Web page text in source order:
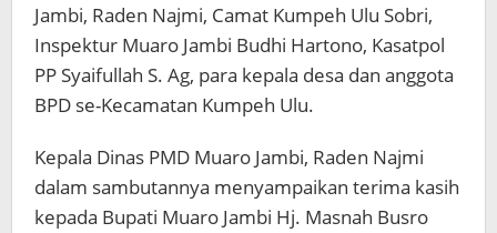
Jambi, Raden Najmi, Camat Kumpeh Ulu Sobri,
Inspektur Muaro Jambi Budhi Hartono, Kasatpol
PP Syaifullah S. Ag, para kepala desa dan anggota
BPD se-Kecamatan Kumpeh Ulu.
Kepala Dinas PMD Muaro Jambi, Raden Najmi
dalam sambutannya menyampaikan terima kasih
kepada Bupati Muaro Jambi Hj. Masnah Busro